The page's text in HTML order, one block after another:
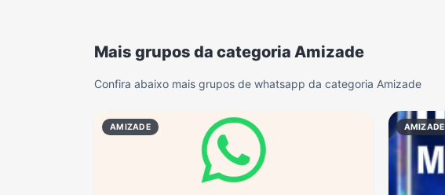
Mais grupos da categoria Amizade
Confira abaixo mais grupos de whatsapp da categoria Amizade
AMIZADE AMIZADE